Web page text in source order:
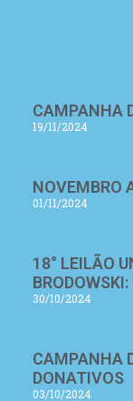
CAMPANHA
19/11/2024
NOVEMBRO
01/11/2024
18° LEILÃO
30/10/2024
CAMPANHA
DONATIVOS
03/10/2024